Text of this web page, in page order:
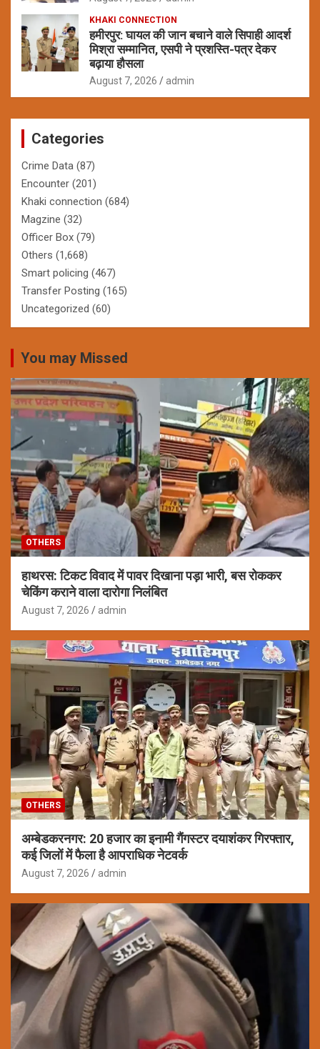
KHAKI CONNECTION
हमीरपुर: घायल की जान बचाने वाले सिपाही आदर्श
मिश्रा सम्मानित, एसपी ने प्रशस्ति-पत्र देकर
बढ़ाया हौसला
August 7, 2026 admin
Categories
Crime Data (87)
Encounter (201)
Khaki connection (684)
Magzine (32)
Officer Box (79)
Others (1,668)
Smart policing (467)
Transfer Posting (165)
Uncategorized (60)
You may Missed
OTHERS
हाथरस: टिकट विवाद में पावर दिखाना पड़ा भारी, बस रोककर
चेकिंग कराने वाला दारोगा निलंबित
August 7, 2026 admin
OTHERS
अम्बेडकरनगर: 20 हजार का इनामी गैंगस्टर दयाशंकर गिरफ्तार,
कई जिलों में फैला है आपराधिक नेटवर्क
August 7, 2026 admin